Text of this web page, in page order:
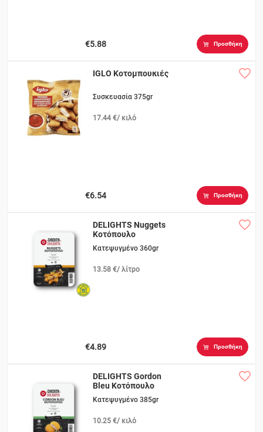
€5.88 Προσθήκη
IGLO Κοτομπουκιές
Συσκευασία 375gr
17.44 €/ κιλό
€6.54 Προσθήκη
DELIGHTS Nuggets
Κοτόπουλο
Κατεψυγμένο 360gr
13.58 €/ λίτρο
€4.89 Προσθήκη
DELIGHTS Gordon
Bleu Κοτόπουλο
Κατεψυγμένο 385gr
10.25 €/ κιλό